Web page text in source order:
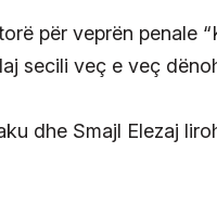
për veprën penale
secili veç e veç
dhe Smajl Elezaj